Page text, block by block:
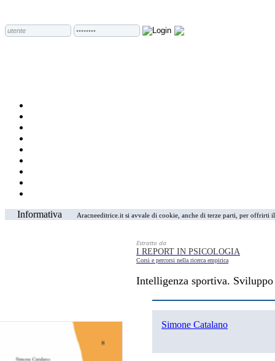
Informativa Aracneeditrice.it si avvale di cookie, anche di terze parti, per
Estratto da
I REPORT IN PSICOLOGIA
Corsi e percorsi nella ricerca empirica
Intelligenza sportiva.
Simone Catalano